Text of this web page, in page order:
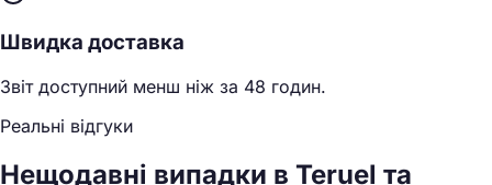
Швидка доставка
Звіт доступний менш ніж за 48 годин.
Реальні відгуки
Нещодавні випадки в Teruel та